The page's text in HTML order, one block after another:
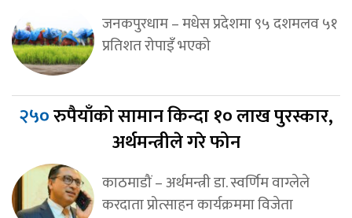
जनकपुरधाम – मधेस प्रदेशमा ९५ दशमलव ५१
प्रतिशत रोपाइँ भएको
२५०रुपैयाँको सामान किन्दा १० लाख पुरस्कार,
अर्थमन्त्रीले गरे फोन
काठमाडौं – अर्थमन्त्री डा. स्वर्णिम वाग्लेले
करदाता प्रोत्साहन कार्यक्रममा विजेता